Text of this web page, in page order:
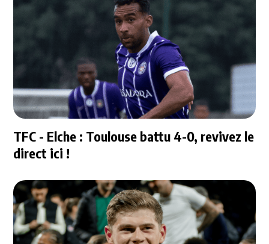
TFC - Elche : Toulouse battu 4-0, revivez le
direct ici !